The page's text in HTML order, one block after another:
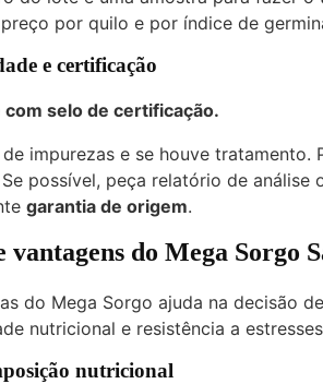
por quilo e por índice de
e certificação
com selo de certificação.
impurezas e se houve
possível, peça relatório de análise
garantia de origem.
vantagens do Mega Sorgo
do Mega Sorgo ajuda na decisão
nutricional e resistência a
nutricional